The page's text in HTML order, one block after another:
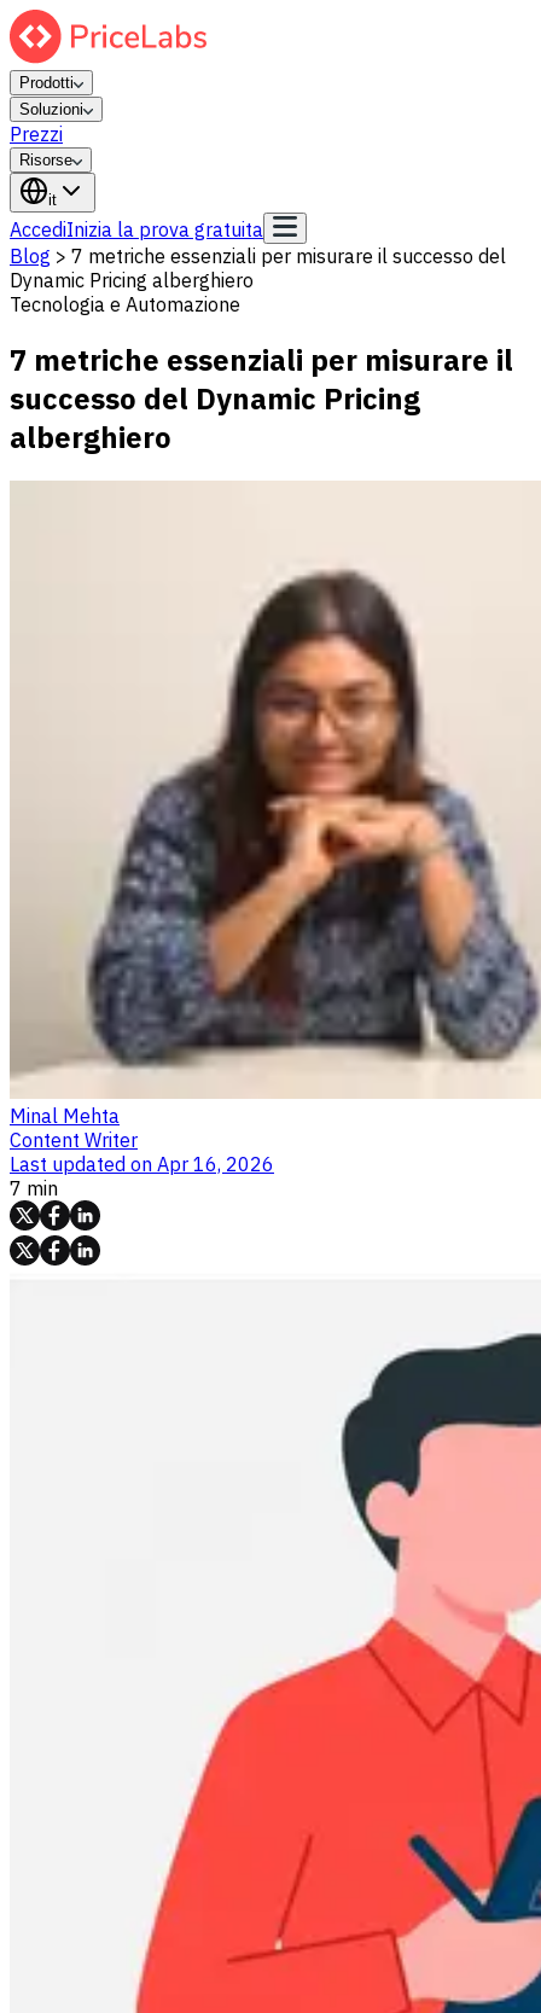
Prodotti
Soluzioni
Prezzi
Risorse
it
AccediInizia la prova gratuita
Blog > 7 metriche essenziali per misurare il successo del
Dynamic Pricing alberghiero
Tecnologia e Automazione
7 metriche essenziali per misurare il
successo del Dynamic Pricing
alberghiero
Minal Mehta
Content Writer
Last updated on Apr 16, 2026
7 min